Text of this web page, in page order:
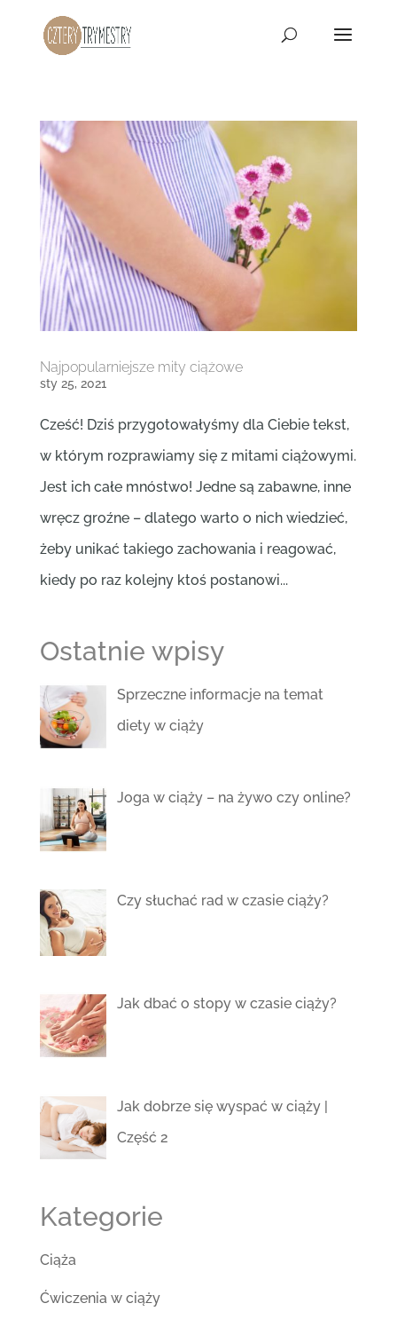
Najpopularniejsze mity ciążowe
sty 25, 2021
Cześć! Dziś przygotowałyśmy dla Ciebie tekst,
w którym rozprawiamy się z mitami ciążowymi.
Jest ich całe mnóstwo! Jedne są zabawne, inne
wręcz groźne – dlatego warto o nich wiedzieć,
żeby unikać takiego zachowania i reagować,
kiedy po raz kolejny ktoś postanowi...
Ostatnie wpisy
Sprzeczne informacje na temat
diety w ciąży
Joga w ciąży – na żywo czy online?
Czy słuchać rad w czasie ciąży?
Jak dbać o stopy w czasie ciąży?
Jak dobrze się wyspać w ciąży |
Część 2
Kategorie
Ciąża
Ćwiczenia w ciąży